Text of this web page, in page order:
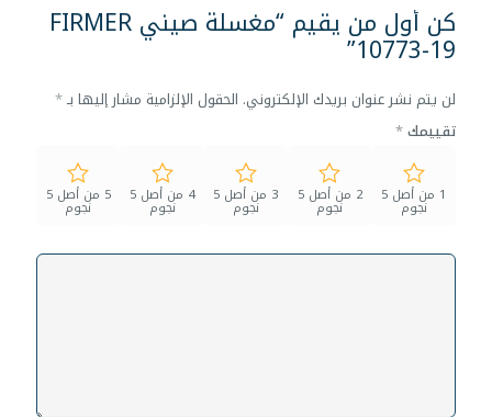
كن أول من يقيم “مغسلة صيني FIRMER
10773-19”
لن يتم نشر عنوان بريدك الإلكتروني. الحقول الإلزامية مشار إليها بـ*
تقييمك*
1 من أصل 5
نجوم
2 من أصل 5
نجوم
3 من أصل 5
نجوم
4 من أصل 5
نجوم
5 من أصل 5
نجوم